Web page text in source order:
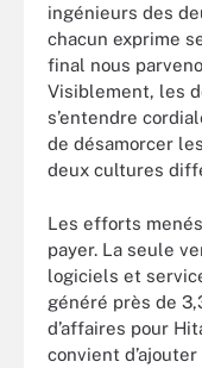
ingénieurs des
chacun exprime
final nous
Visiblement, les
s’entendre
de désamorcer
deux cultures
Les efforts
payer. La seule
logiciels et
généré près de
d’affaires pour
convient